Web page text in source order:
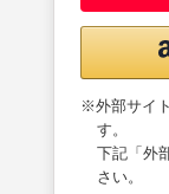
※外部サイ
す。
下記「外
さい。